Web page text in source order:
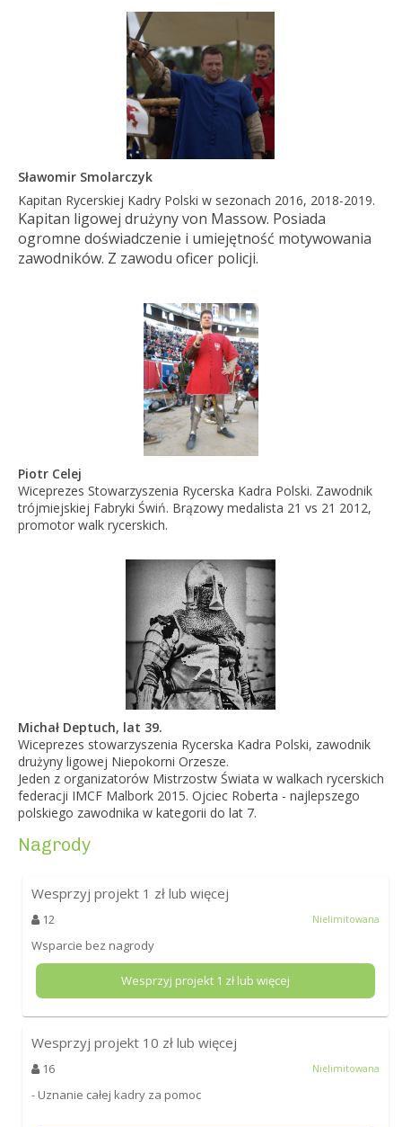
Sławomir Smolarczyk
Kapitan Rycerskiej Kadry Polski w sezonach 2016, 2018-2019.
Kapitan ligowej drużyny von Massow. Posiada
ogromne doświadczenie i umiejętność motywowania
zawodników. Z zawodu oficer policji.
Piotr Celej
Wiceprezes Stowarzyszenia Rycerska Kadra Polski. Zawodnik
trójmiejskiej Fabryki Świń. Brązowy medalista 21 vs 21 2012,
promotor walk rycerskich.
Michał Deptuch, lat 39.
Wiceprezes stowarzyszenia Rycerska Kadra Polski, zawodnik
drużyny ligowej Niepokorni Orzesze.
Jeden z organizatorów Mistrzostw Świata w walkach rycerskich
federacji IMCF Malbork 2015. Ojciec Roberta - najlepszego
polskiego zawodnika w kategorii do lat 7.
Nagrody
Wesprzyj projekt 1 zł lub więcej
12 Nielimitowana
Wsparcie bez nagrody
Wesprzyj projekt 1 zł lub więcej
Wesprzyj projekt 10 zł lub więcej
16 Nielimitowana
- Uznanie całej kadry za pomoc